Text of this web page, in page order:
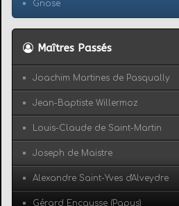
Gnose
Maîtres Passés
Joachim Martines de Pasqually
Jean-Baptiste Willermoz
Louis-Claude de Saint-Martin
Joseph de Maistre
Alexandre Saint-Yves d'Alveydre
Gérard Encausse (Papus)